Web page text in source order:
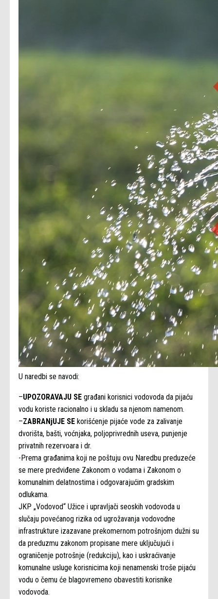
U naredbi se navodi:
–UPOZORAVAJU SE građani korisnici vodovoda da pijaću
vodu koriste racionalno i u skladu sa njenom namenom.
–ZABRANjUJE SE korišćenje pijaće vode za zalivanje
dvorišta, bašti, voćnjaka, poljoprivrednih useva, punjenje
privatnih rezervoara i dr.
-Prema građanima koji ne poštuju ovu Naredbu preduzeće
se mere predviđene Zakonom o vodama i Zakonom o
komunalnim delatnostima i odgovarajućim gradskim
odlukama.
JKP „Vodovod“ Užice i upravljači seoskih vodovoda u
slučaju povećanog rizika od ugrožavanja vodovodne
infrastrukture izazavane prekomernom potrošnjom dužni su
da preduzmu zakonom propisane mere uključujući i
ograničenje potrošnje (redukciju), kao i uskraćivanje
komunalne usluge korisnicima koji nenamenski troše pijaću
vodu o čemu će blagovremeno obavestiti korisnike
vodovoda.